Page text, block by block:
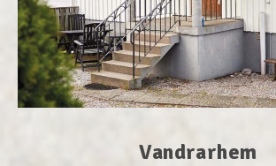
Vandrarhem